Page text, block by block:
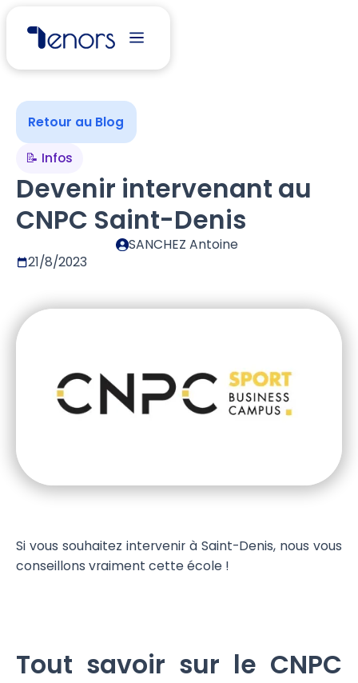
Retour au Blog
📝 Infos
Devenir intervenant au
CNPC Saint-Denis
SANCHEZ Antoine
21/8/2023
Si vous souhaitez intervenir à Saint-Denis, nous vous
conseillons vraiment cette école !
Tout savoir sur le CNPC